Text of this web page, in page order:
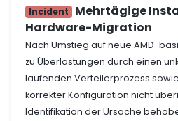
Incident
Mehrtägige
Hardware-Migration
Nach Umstieg auf neue AMD-
zu Überlastungen durch einen
laufenden Verteilerprozess
korrekter Konfiguration nicht
Identifikation der Ursache